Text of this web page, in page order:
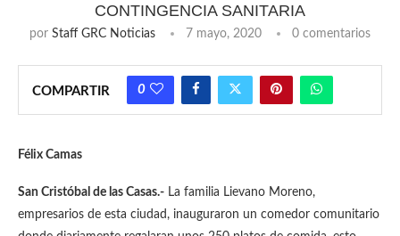
CONTINGENCIA SANITARIA
por Staff GRC Noticias 7 mayo, 2020 0 comentarios
COMPARTIR 0
Félix Camas
San Cristóbal de las Casas.- La familia Lievano Moreno,
empresarios de esta ciudad, inauguraron un comedor comunitario